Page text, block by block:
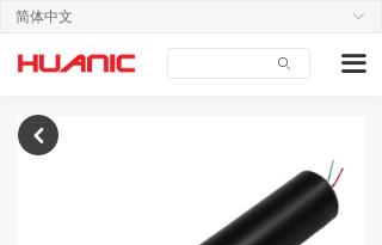
ꄙ 끀
首页
关于我们
产品中心
ꀅ
简体中文
낒